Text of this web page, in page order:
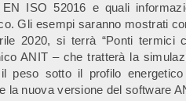
ISO 52016 e quali
Gli esempi saranno mostrati
2020, si terrà “Ponti termici
ANIT – che tratterà la
peso sotto il profilo
la nuova versione del software